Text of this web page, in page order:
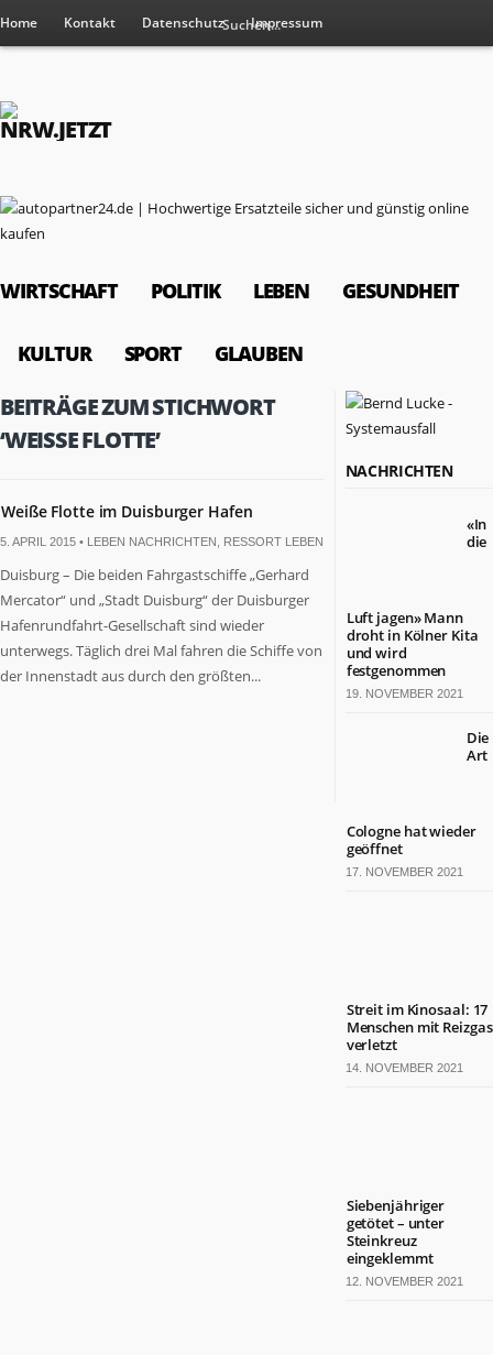
Home Kontakt Datenschutz Impressum
WIRTSCHAFT POLITIK LEBEN GESUNDHEIT
KULTUR SPORT GLAUBEN
BEITRÄGE ZUM STICHWORT
‘WEISSE FLOTTE’
Weiße Flotte im Duisburger Hafen
5. APRIL 2015 • LEBEN NACHRICHTEN RESSORT LEBEN
Duisburg – Die beiden Fahrgastschiffe „Gerhard
Mercator“ und „Stadt Duisburg“ der Duisburger
Hafenrundfahrt-Gesellschaft sind wieder
unterwegs. Täglich drei Mal fahren die Schiffe von
der Innenstadt aus durch den größten...
NACHRICHTEN
«In
die
Luft jagen» Mann
droht in Kölner Kita
und wird
festgenommen
19. NOVEMBER 2021
Die
Art
Cologne hat wieder
geöffnet
17. NOVEMBER 2021
Streit im Kinosaal: 17
Menschen mit Reizgas
verletzt
14. NOVEMBER 2021
Siebenjähriger
getötet – unter
Steinkreuz
eingeklemmt
12. NOVEMBER 2021